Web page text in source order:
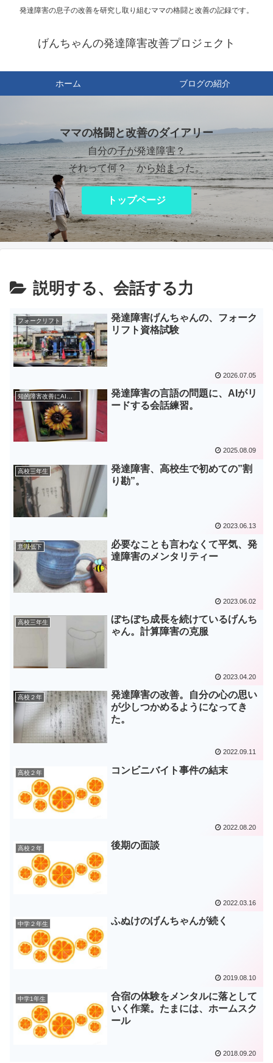
発達障害の息子の改善を研究し取り組むママの格闘と改善の記録です。
げんちゃんの発達障害改善プロジェクト
ホーム ブログの紹介
ママの格闘と改善のダイアリー
自分の子が発達障害？
それって何？ から始まった。
トップページ
説明する、会話する力
フォークリフト
発達障害げんちゃんの、フォーク
リフト資格試験
2026.07.05
発達障害の言語の問題に、AIがリ
ードする会話練習。
2025.08.09
高校三年生
発達障害、高校生で初めての”割
り勘”。
2023.06.13
意識低下
必要なことも言わなくて平気、発
達障害のメンタリティー
2023.06.02
高校三年生
ぼちぼち成長を続けているげんち
ゃん。計算障害の克服
2023.04.20
高校２年
発達障害の改善。自分の心の思い
が少しつかめるようになってき
た。
2022.09.11
高校２年 コンビニバイト事件の結末
2022.08.20
高校２年 後期の面談
2022.03.16
中学２年生 ふぬけのげんちゃんが続く
2019.08.10
中学1年生
合宿の体験をメンタルに落として
いく作業。たまには、ホームスク
ール
2018.09.20